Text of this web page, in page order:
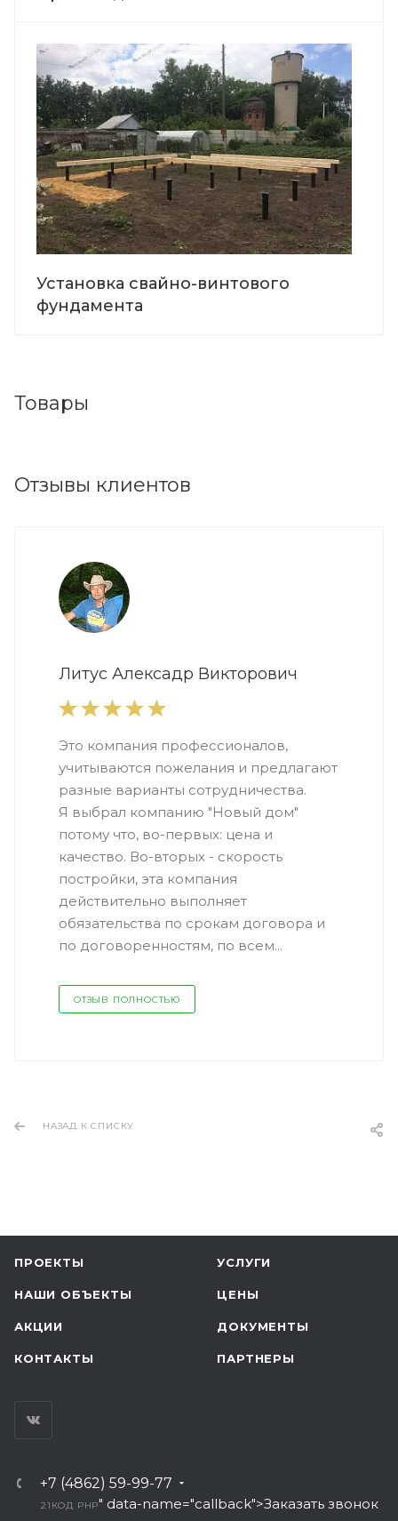
Установка свайно-винтового
фундамента
Товары
Отзывы клиентов
Литус Алексадр Викторович
Это компания профессионалов,
учитываются пожелания и предлагают
разные варианты сотрудничества.
Я выбрал компанию "Новый дом"
потому что, во-первых: цена и
качество. Во-вторых - скорость
постройки, эта компания
действительно выполняет
обязательства по срокам договора и
по договоренностям, по всем...
ОТЗЫВ ПОЛНОСТЬЮ
НАЗАД К СПИСКУ
ПРОЕКТЫ УСЛУГИ
НАШИ ОБЪЕКТЫ ЦЕНЫ
АКЦИИ ДОКУМЕНТЫ
КОНТАКТЫ ПАРТНЕРЫ
+7 (4862) 59-99-77
21 КОД PHP" data-name="callback">Заказать звонок